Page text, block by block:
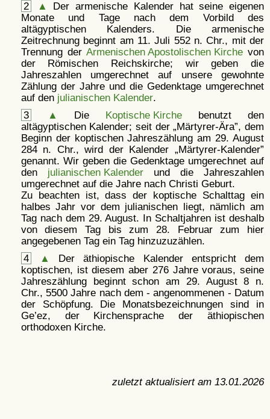
2
▲
Der armenische Kalender hat seine eigenen
Monate und Tage nach dem Vorbild des
altägyptischen Kalenders. Die armenische
Zeitrechnung beginnt am 11. Juli 552 n. Chr., mit der
Trennung derArmenischen Apostolischen Kirche von
der Römischen Reichskirche; wir geben die
Jahreszahlen umgerechnet auf unsere gewohnte
Zählung der Jahre und die Gedenktage umgerechnet
auf den julianischen Kalender.
3
▲ Die Koptische Kirchebenutzt den
altägyptischen Kalender; seit der Märtyrer-Ära , dem
Beginn der koptischen Jahreszählung am 29. August
284 n. Chr., wird der Kalender
Märtyrer-Kalender
genannt. Wir geben die Gedenktage umgerechnet auf
den julianischen Kalenderund die Jahreszahlen
umgerechnet auf die Jahre nach Christi Geburt.
Zu beachten ist, dass der koptische Schalttag ein
halbes Jahr vor dem julianischen liegt, nämlich am
Tag nach dem 29. August. In Schaltjahren ist deshalb
von diesem Tag bis zum 28. Februar zum hier
angegebenen Tag ein Tag hinzuzuzählen.
4
▲
Der äthiopische Kalender entspricht dem
koptischen, ist diesem aber 276 Jahre voraus, seine
Jahreszählung beginnt schon am 29. August 8 n.
Chr., 5500 Jahre nach dem - angenommenen - Datum
der Schöpfung. Die Monatsbezeichnungen sind in
Ge’ez, der Kirchensprache der äthiopischen
orthodoxen Kirche.
zuletzt aktualisiert am 13.01.2026